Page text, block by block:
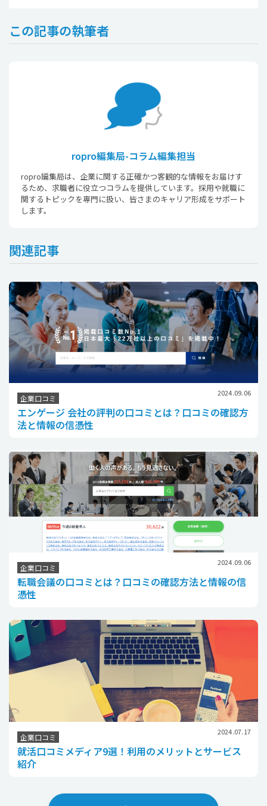
この記事の執筆者
ropro編集局-コラム編集担当
ropro編集局は、企業に関する正確かつ客観的な情報をお届けす
るため、求職者に役立つコラムを提供しています。採用や就職に
関するトピックを専門に扱い、皆さまのキャリア形成をサポート
します。
関連記事
2024.09.06
企業口コミ
エンゲージ 会社の評判の口コミとは？口コミの確認方
法と情報の信憑性
2024.09.06
企業口コミ
転職会議の口コミとは？口コミの確認方法と情報の信
憑性
2024.07.17
企業口コミ
就活口コミメディア9選！利用のメリットとサービス
紹介